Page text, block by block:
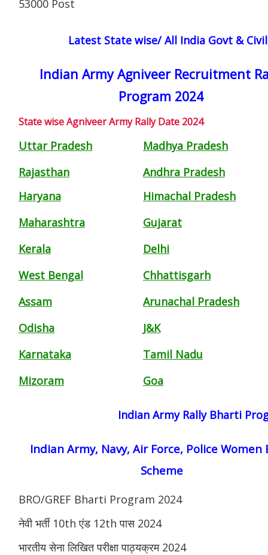
53000 Post
Latest State wise/ All India Govt &
Indian Army Agniveer Recruitment
Program 2024
State wise Agniveer Army Rally Date 2024
Uttar Pradesh
Madhya Pradesh
Rajasthan
Andhra Pradesh
Haryana
Himachal Pradesh
Maharashtra
Gujarat
Kerala
Delhi
West Bengal
Chhattisgarh
Assam
Arunachal Pradesh
Odisha
J&K
Karnataka
Tamil Nadu
Mizoram
Goa
Indian Army Rally Bharti
Indian Army, Navy, Air Force, Police Women
Scheme
BRO/GREF Bharti Program 2024
नेवी भर्ती 10th एंड 12th पास 2024
भारतीय सेना लिखित परीक्षा पाठ्यक्रम 2024